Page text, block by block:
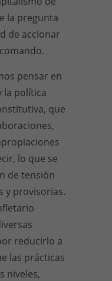
la pregunta
de accionar
pensar en
la política
que
lo que se
de tensión
y provisorias.
reducirlo a
las prácticas
niveles,